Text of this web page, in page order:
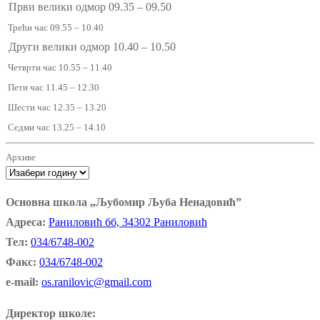
Први велики одмор 09.35 – 09.50
Трећи час 09.55 – 10.40
Други велики одмор 10.40 – 10.50
Четврти час 10.55 – 11.40
Пети час 11.45 – 12.30
Шести час 12.35 – 13.20
Седми час 13.25 – 14.10
Архиве
Основна школа „Љубомир Љуба Ненадовић”
Адреса: Раниловић бб, 34302 Раниловић
Тел: 034/6748-002
Факс: 034/6748-002
e-mail: os.ranilovic@gmail.com
Директор школе: